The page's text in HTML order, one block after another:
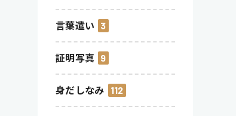
言葉遣い 3
証明写真 9
身だしなみ 112